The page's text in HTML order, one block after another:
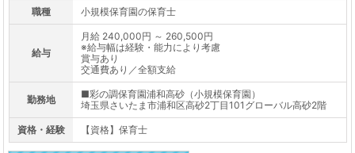
職種 小規模保育園の保育士
給与
月給 240,000円 ～ 260,500円
※給与幅は経験・能力により考慮
賞与あり
交通費あり／全額支給
勤務地
■彩の調保育園浦和高砂（小規模保育園）
埼玉県さいたま市浦和区高砂2丁目101グローバル高砂2階
資格・経験 【資格】保育士